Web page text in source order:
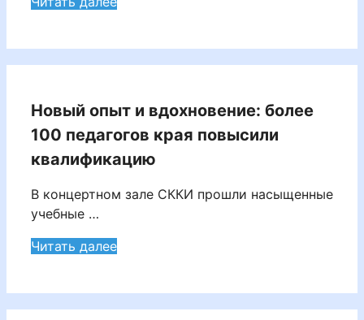
Новый опыт и вдохновение: более
100 педагогов края повысили
квалификацию
В концертном зале СККИ прошли насыщенные
учебные …
Читать далее